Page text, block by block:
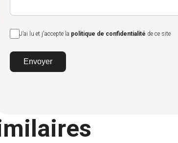
J’ai lu et j'accepte la politique de confidentialité de ce site
Envoyer